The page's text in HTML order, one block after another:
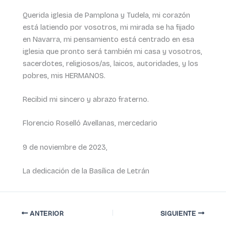
Querida iglesia de Pamplona y Tudela, mi corazón
está latiendo por vosotros, mi mirada se ha fijado
en Navarra, mi pensamiento está centrado en esa
iglesia que pronto será también mi casa y vosotros,
sacerdotes, religiosos/as, laicos, autoridades, y los
pobres, mis HERMANOS.
Recibid mi sincero y abrazo fraterno.
Florencio Roselló Avellanas, mercedario
9 de noviembre de 2023,
La dedicación de la Basílica de Letrán
ANTERIOR SIGUIENTE